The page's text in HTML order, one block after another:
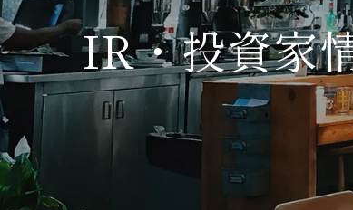
ト
企
会
代
グ
経営
IR・投資家